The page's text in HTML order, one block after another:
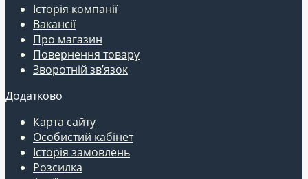
Історія компанії
Вакансії
Про магазин
Повернення товару
Зворотній зв’язок
Додатково
Карта сайту
Особистий кабінет
Історія замовлень
Розсилка